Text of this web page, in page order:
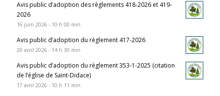
Avis public d’adoption des règlements 418-2026 et 419-
2026
16 juin 2026 - 10 h 00 min
Avis public d’adoption du règlement 417-2026
20 avril 2026 - 14 h 30 min
Avis public d’adoption du règlement 353-1-2025 (citation
de l’église de Saint-Didace)
17 avril 2026 - 10 h 11 min